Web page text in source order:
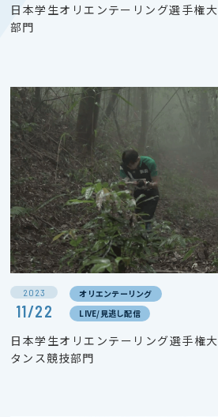
日本学生オリエンテーリング選手権
部門
2023
11/22
オリエンテーリング
LIVE/見逃し配信
日本学生オリエンテーリング選手権
タンス競技部門